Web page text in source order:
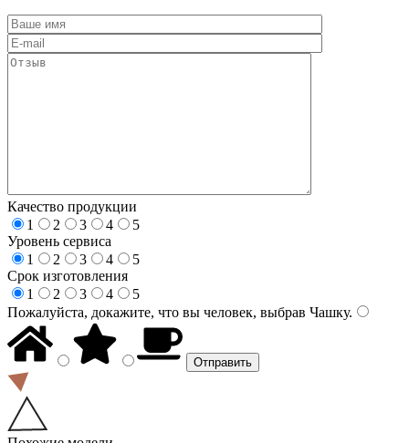
Качество продукции
1
2 3 4
5
Уровень сервиса
1
2 3 4
5
Срок изготовления
1
2 3 4
5
Пожалуйста, докажите, что вы человек, выбрав Чашку.